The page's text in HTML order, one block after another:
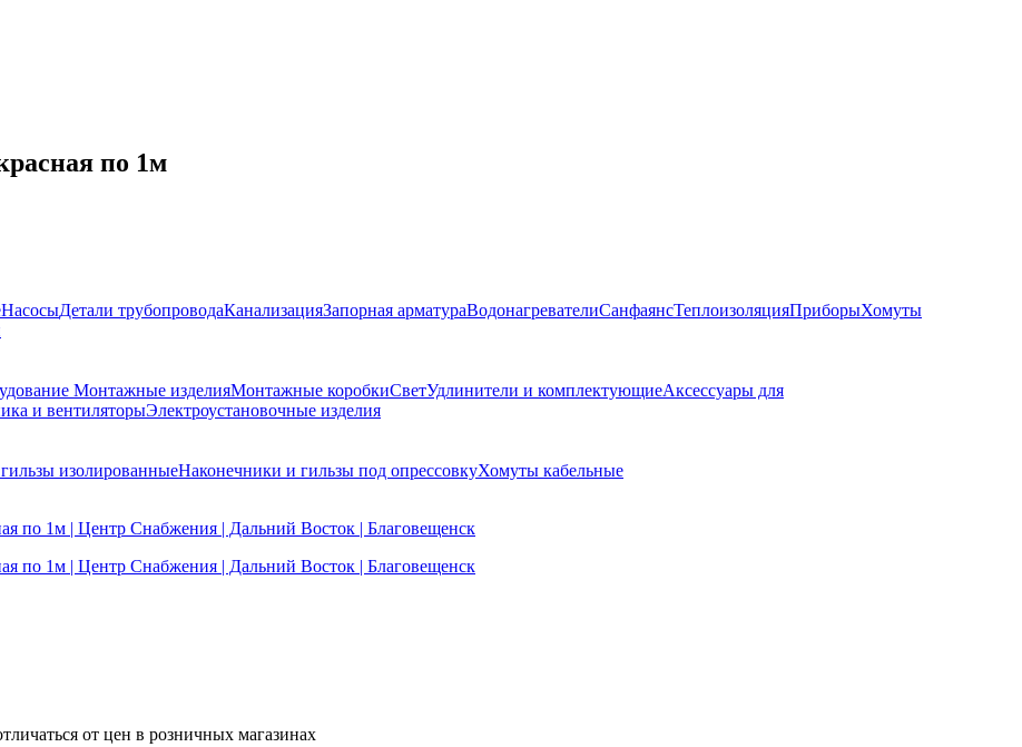
по 1м
НасосыДетали трубопроводаКанализацияЗапорная арматураВодонагревателиСанфаянсТеплоизоляцияПриборыХомуты
Монтажные изделияМонтажные коробкиСветУдлинители и комплектующиеАксессуары для
и вентиляторыЭлектроустановочные изделия
изолированныеНаконечники и гильзы под опрессовкуХомуты кабельные
от цен в розничных магазинах